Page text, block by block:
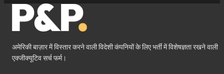
अमेरिकी बाज़ार में विस्तार करने वाली विदेशी कंपनियों के लिए भर्ती में विशेषज्ञता रखने वाली
एक्जीक्यूटिव सर्च फर्म।